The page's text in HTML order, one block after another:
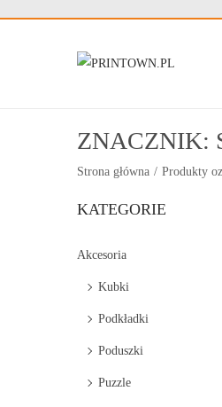
p
t
a
p
t
o
ZNACZNIK:
Strona główna / Produkty
KATEGORIE
Akcesoria
Kubki
Podkładki
Poduszki
Puzzle